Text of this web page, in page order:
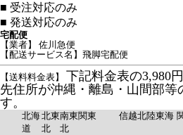
■ 受注対応のみ
■ 発送対応のみ
宅配便
【業者】 佐川急便
【配送サービス名】飛脚宅配便
【送料料金表】
下記料金表の3,980
先住所が沖縄・離島・山間部等
す。
北海
道
北東
北
南東
北
関東 信越北陸東海